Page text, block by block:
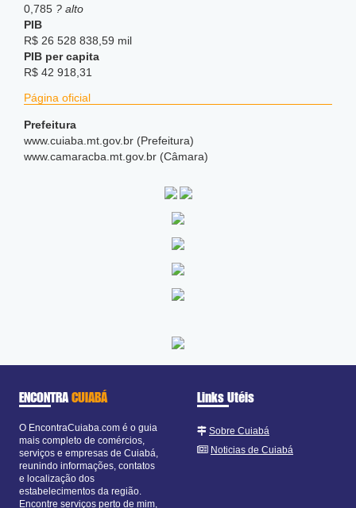
0,785 ? alto
PIB
R$ 26 528 838,59 mil
PIB per capita
R$ 42 918,31
Página oficial
Prefeitura
www.cuiaba.mt.gov.br (Prefeitura)
www.camaracba.mt.gov.br (Câmara)
ENCONTRACUIABÁ
O EncontraCuiaba.com é o guia
mais completo de comércios,
serviços e empresas de Cuiabá,
reunindo informações, contatos
e localização dos
estabelecimentos da região.
Encontre serviços perto de mim,
Links Utéis
Sobre Cuiabá
Noticias de Cuiabá